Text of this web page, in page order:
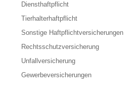
Diensthaftpflicht
Tierhalterhaftpflicht
Sonstige Haftpflichtversicherungen
Rechtsschutzversicherung
Unfallversicherung
Gewerbeversicherungen